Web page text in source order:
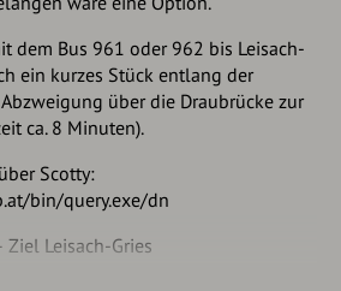
folgt „Werner Beinhart“, eine glatte,
(E). Nun kommt noch ein steiler
Stück (B) bis zum Steigbuch. Der
eine Holztreppe (A) und geht
(B) über. Es folgen noch zwei
im Wald trifft, der zu einem
dem Bus 961 oder 962 bis Leisach-
ein kurzes Stück entlang der
über die Draubrücke zur
ca. 8 Minuten).
Scotty:
bin/query.exe/dn
Leisach-Gries